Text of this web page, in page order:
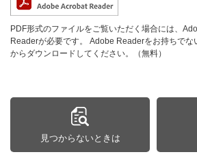
PDF形式のファイルをご覧いただく場合には、
Readerが必要です。
Adobe Readerをお持ちでな
からダウンロードしてください。（無料）
見つからないときは